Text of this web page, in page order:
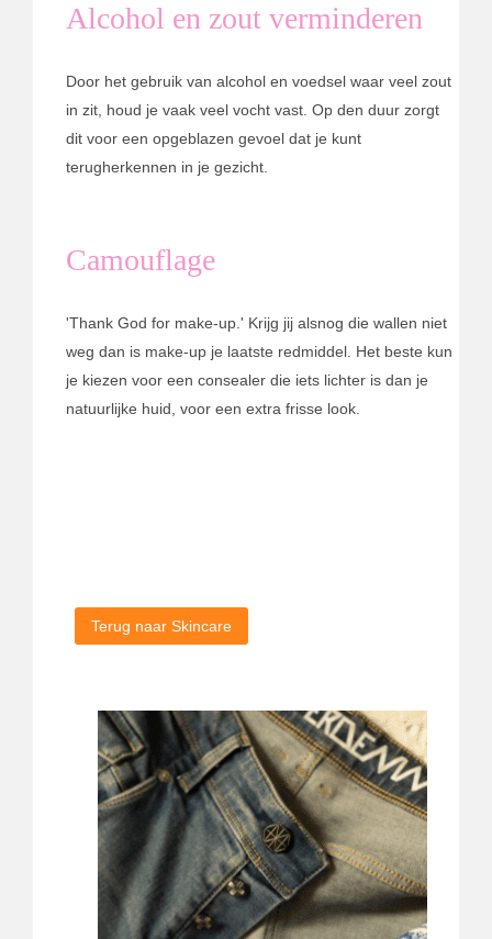
Alcohol en zout verminderen
Door het gebruik van alcohol en voedsel waar veel zout
in zit, houd je vaak veel vocht vast. Op den duur zorgt
dit voor een opgeblazen gevoel dat je kunt
terugherkennen in je gezicht.
Camouflage
'Thank God for make-up.' Krijg jij alsnog die wallen niet
weg dan is make-up je laatste redmiddel. Het beste kun
je kiezen voor een consealer die iets lichter is dan je
natuurlijke huid, voor een extra frisse look.
Terug naar Skincare